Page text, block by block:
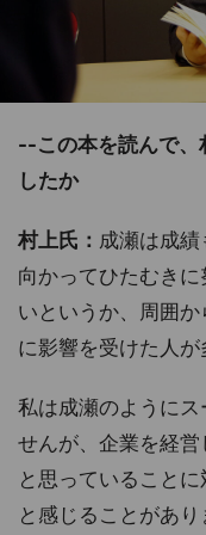
--この本を読んで、
したか
村上氏： 成瀬は成
向かってひたむき
いというか、周囲
に影響を受けた人が
私は成瀬のように
せんが、企業を経
と思っていること
と感じることがあ